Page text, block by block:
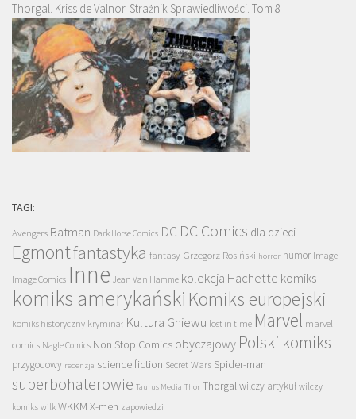
Thorgal. Kriss de Valnor. Strażnik Sprawiedliwości. Tom 8
TAGI:
Avengers Batman Dark Horse Comics DC DC Comics dla dzieci
Egmontfantastyka fantasy Grzegorz Rosiński horror humor Image
Image Comics Inne Jean Van Hamme kolekcja Hachette komiks
komiks amerykański Komiks europejski
komiks historyczny kryminał Kultura Gniewu lost in time Marvel marvel
comics Nagle Comics Non Stop Comics obyczajowy Polski komiks
przygodowy recenzja science fiction Secret Wars Spider-man
superbohaterowie Taurus Media Thor Thorgalwilczy artykuł wilczy
komiks wilk WKKM X-men zapowiedzi